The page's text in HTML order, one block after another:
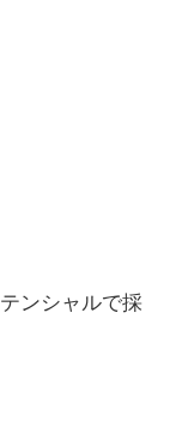
ンシャルで採